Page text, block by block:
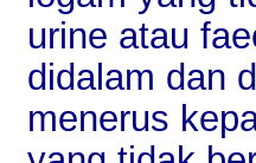
urine atau
didalam dan
menerus